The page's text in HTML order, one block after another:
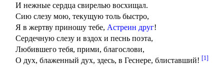
И нежные сердца свирелью восхищал.
Сию слезу мою, текущую толь быстро,
Я в жертву приношу тебе, Астреин друг!
Сердечную слезу и вздох и песнь поэта,
Любившего тебя, прими, благослови,
О дух, блаженный дух, здесь, в Геснере, блиставший! [1]